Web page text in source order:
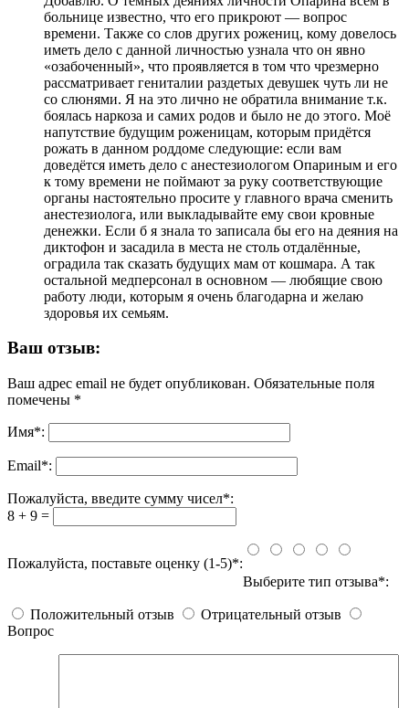
больнице известно, что его прикроют — вопрос
времени. Также со слов других рожениц, кому довелось
иметь дело с данной личностью узнала что он явно
«озабоченный», что проявляется в том что чрезмерно
рассматривает гениталии раздетых девушек чуть ли не
со слюнями. Я на это лично не обратила внимание т.к.
боялась наркоза и самих родов и было не до этого. Моё
напутствие будущим роженицам, которым придётся
рожать в данном роддоме следующие: если вам
доведётся иметь дело с анестезиологом Опариным и его
к тому времени не поймают за руку соответствующие
органы настоятельно просите у главного врача сменить
анестезиолога, или выкладывайте ему свои кровные
денежки. Если б я знала то записала бы его на деяния на
диктофон и засадила в места не столь отдалённые,
оградила так сказать будущих мам от кошмара. А так
остальной медперсонал в основном — любящие свою
работу люди, которым я очень благодарна и желаю
здоровья их семьям.
Ваш отзыв:
Ваш адрес email не будет опубликован. Обязательные поля
помечены *
Имя*:
Email*:
Пожалуйста, введите сумму чисел*:
8 + 9 =
Пожалуйста, поставьте оценку (1-5)*:
Выберите тип отзыва*:
Положительный отзыв
Отрицательный отзыв
Вопрос